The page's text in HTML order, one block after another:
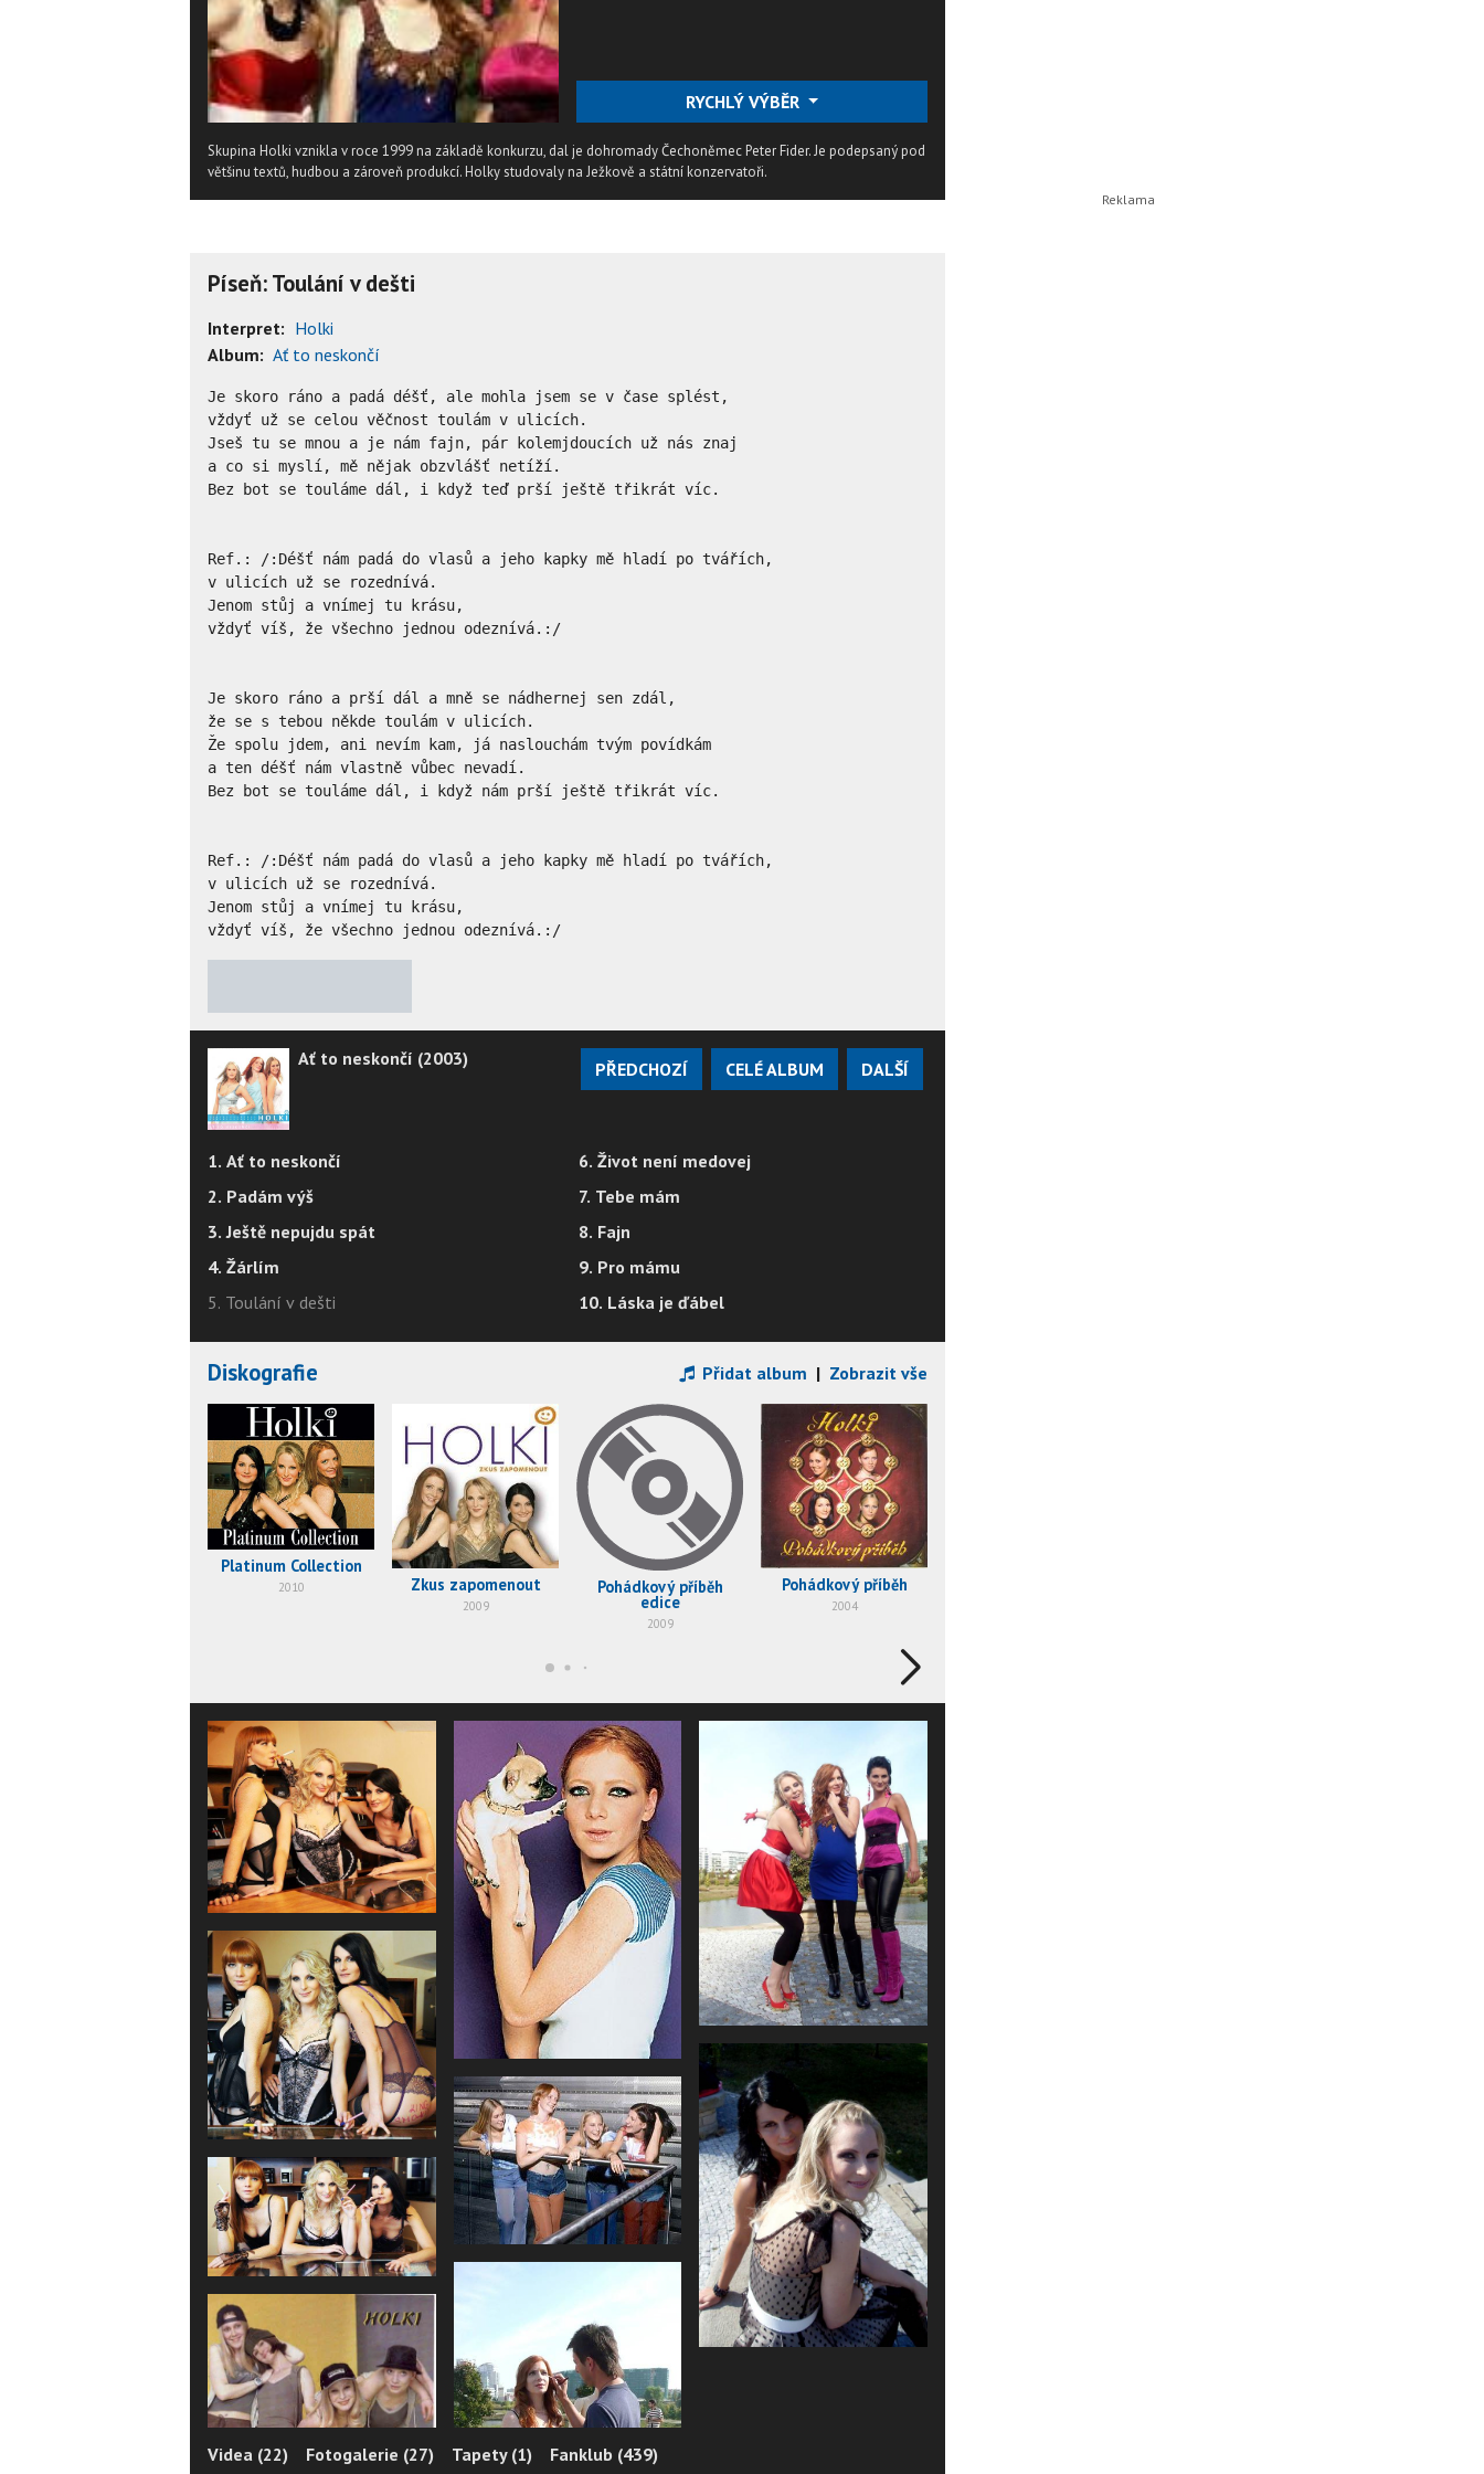
RYCHLÝ VÝBĚR
Skupina Holki vznikla v roce 1999 na základě konkurzu, dal je dohromady Čechoněmec Peter Fider. Je podepsaný pod
většinu textů, hudbou a zároveň produkcí. Holky studovaly na Ježkově a státní konzervatoři.
Píseň: Toulání v dešti
Interpret: Holki
Album: Ať to neskončí
Je skoro ráno a padá déšť, ale mohla jsem se v čase splést,
vždyť už se celou věčnost toulám v ulicích.
Jseš tu se mnou a je nám fajn, pár kolemjdoucích už nás znaj
a co si myslí, mě nějak obzvlášť netíží.
Bez bot se touláme dál, i když teď prší ještě třikrát víc.
Ref.: /:Déšť nám padá do vlasů a jeho kapky mě hladí po tvářích,
v ulicích už se rozednívá.
Jenom stůj a vnímej tu krásu,
vždyť víš, že všechno jednou odeznívá.:/
Je skoro ráno a prší dál a mně se nádhernej sen zdál,
že se s tebou někde toulám v ulicích.
Že spolu jdem, ani nevím kam, já naslouchám tvým povídkám
a ten déšť nám vlastně vůbec nevadí.
Bez bot se touláme dál, i když nám prší ještě třikrát víc.
Ref.: /:Déšť nám padá do vlasů a jeho kapky mě hladí po tvářích,
v ulicích už se rozednívá.
Jenom stůj a vnímej tu krásu,
vždyť víš, že všechno jednou odeznívá.:/
Ať to neskončí (2003) PŘEDCHOZÍ CELÉ ALBUM DALŠÍ
1. Ať to neskončí
2. Padám výš
3. Ještě nepujdu spát
4. Žárlím
5. Toulání v dešti
6. Život není medovej
7. Tebe mám
8. Fajn
9. Pro mámu
10. Láska je ďábel
Diskografie Přidat album | Zobrazit vše
Platinum Collection
2010 Zkus zapomenout
2009
Pohádkový příběh
edice
2009
Pohádkový příběh
2004
Videa (22) Fotogalerie (27) Tapety (1) Fanklub (439)